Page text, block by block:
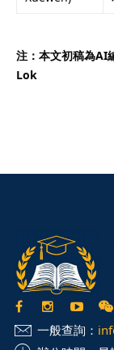
注：本文初稿為AI
Lok
一般查詢：